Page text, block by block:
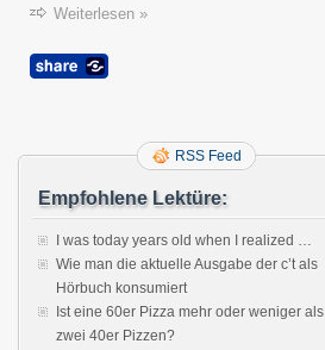
Weiterlesen »
RSS Feed
Empfohlene Lektüre:
I was today years old when I realized …
Wie man die aktuelle Ausgabe der c’t als
Hörbuch konsumiert
Ist eine 60er Pizza mehr oder weniger als
zwei 40er Pizzen?